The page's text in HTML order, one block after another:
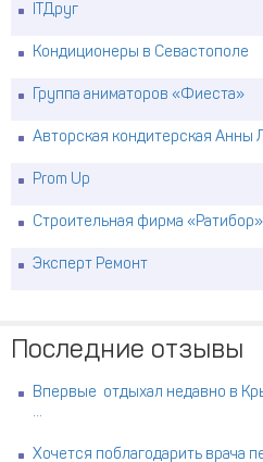
ITДруг
Кондиционеры в Севастополе
Группа аниматоров «Фиеста»
Авторская кондитерская Анны
Prom Up
Строительная фирма «Ратибор»
Эксперт Ремонт
Последние отзывы
Впервые отдыхал недавно в
...
Хочется поблагодарить